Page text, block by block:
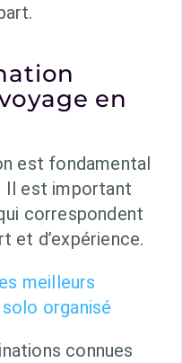
en
est fondamental
Il est important
correspondent
et d’expérience.
meilleurs
organisé
connues